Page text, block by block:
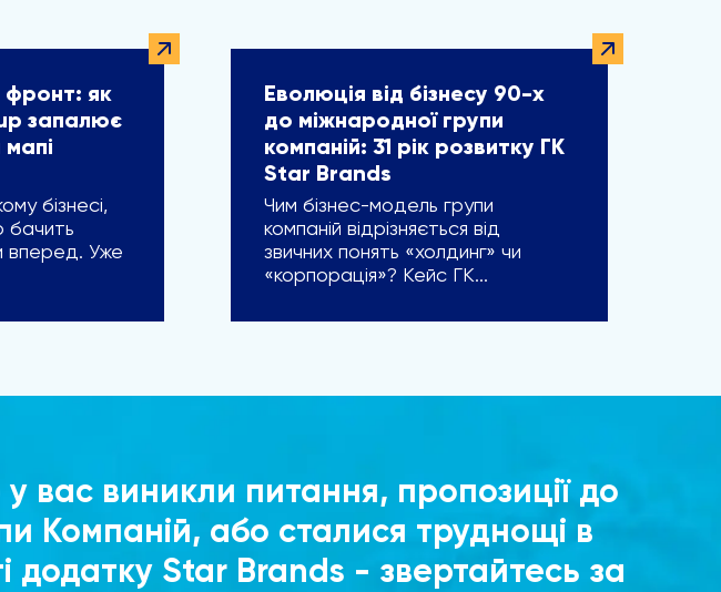
фронт: як
запалює
мапі
бізнесі,
бачить
вперед. Уже
Еволюція від бізнесу 90-х
до міжнародної групи
компаній: 31 рік розвитку ГК
Star Brands
Чим бізнес-модель групи
компаній відрізняється від
звичних понять «холдинг» чи
«корпорація»? Кейс ГК...
вас виникли питання, пропозиції до
Компаній, або сталися труднощі в
додатку Star Brands - звертайтесь за